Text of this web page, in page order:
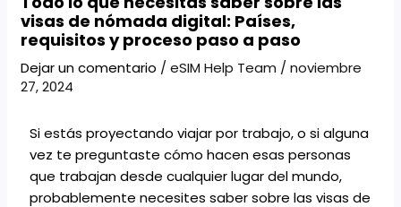
visas de nómada digital: Países,
requisitos y proceso paso a paso
Dejar un comentario /eSIM Help Team /noviembre
27, 2024
Si estás proyectando viajar por trabajo, o si alguna
vez te preguntaste cómo hacen esas personas
que trabajan desde cualquier lugar del mundo,
probablemente necesites saber sobre las visas de